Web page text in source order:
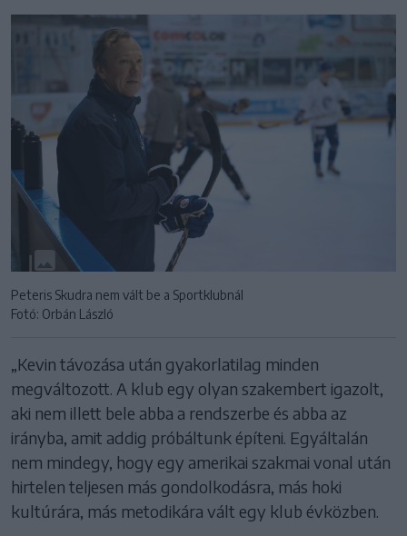
Peteris Skudra nem vált be a Sportklubnál
Fotó: Orbán László
„Kevin távozása után gyakorlatilag minden
megváltozott. A klub egy olyan szakembert igazolt,
aki nem illett bele abba a rendszerbe és abba az
irányba, amit addig próbáltunk építeni. Egyáltalán
nem mindegy, hogy egy amerikai szakmai vonal után
hirtelen teljesen más gondolkodásra, más hoki
kultúrára, más metodikára vált egy klub évközben.